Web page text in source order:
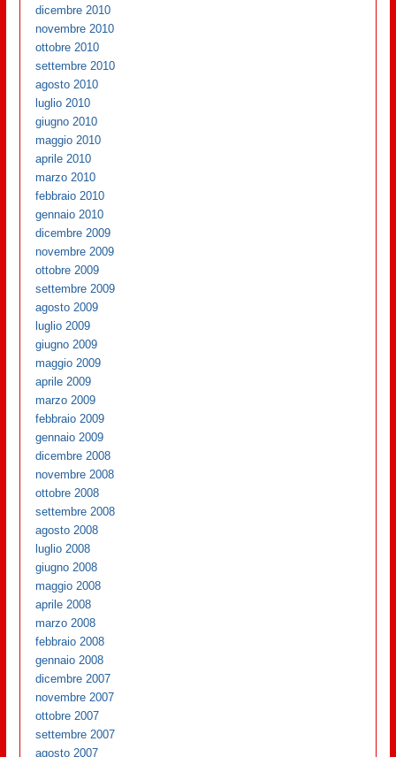
dicembre 2010
novembre 2010
ottobre 2010
settembre 2010
agosto 2010
luglio 2010
giugno 2010
maggio 2010
aprile 2010
marzo 2010
febbraio 2010
gennaio 2010
dicembre 2009
novembre 2009
ottobre 2009
settembre 2009
agosto 2009
luglio 2009
giugno 2009
maggio 2009
aprile 2009
marzo 2009
febbraio 2009
gennaio 2009
dicembre 2008
novembre 2008
ottobre 2008
settembre 2008
agosto 2008
luglio 2008
giugno 2008
maggio 2008
aprile 2008
marzo 2008
febbraio 2008
gennaio 2008
dicembre 2007
novembre 2007
ottobre 2007
settembre 2007
agosto 2007